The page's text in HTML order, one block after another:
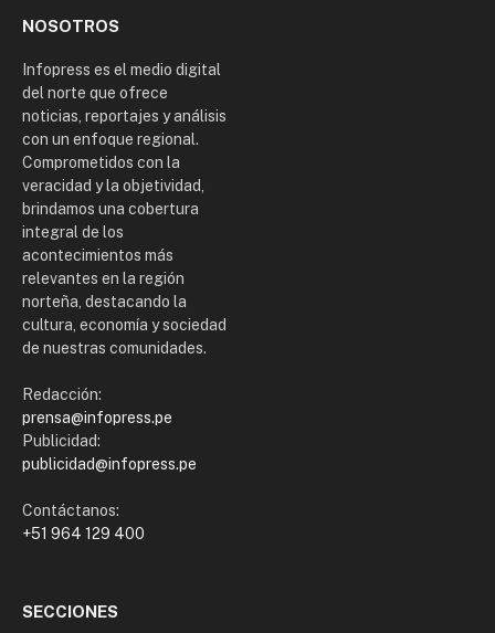
NOSOTROS
Infopress es el medio digital
del norte que ofrece
noticias, reportajes y análisis
con un enfoque regional.
Comprometidos con la
veracidad y la objetividad,
brindamos una cobertura
integral de los
acontecimientos más
relevantes en la región
norteña, destacando la
cultura, economía y sociedad
de nuestras comunidades.
Redacción:
prensa@infopress.pe
Publicidad:
publicidad@infopress.pe
Contáctanos:
+51 964 129 400
SECCIONES